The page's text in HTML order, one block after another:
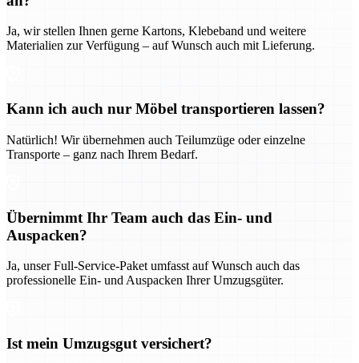
Ja, wir stellen Ihnen gerne Kartons, Klebeband und weitere
Materialien zur Verfügung – auf Wunsch auch mit Lieferung.
Kann ich auch nur Möbel transportieren lassen?
Natürlich! Wir übernehmen auch Teilumzüge oder einzelne
Transporte – ganz nach Ihrem Bedarf.
Übernimmt Ihr Team auch das Ein- und
Auspacken?
Ja, unser Full-Service-Paket umfasst auf Wunsch auch das
professionelle Ein- und Auspacken Ihrer Umzugsgüter.
Ist mein Umzugsgut versichert?